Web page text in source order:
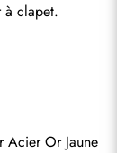
à clapet.
Acier Or Jaune